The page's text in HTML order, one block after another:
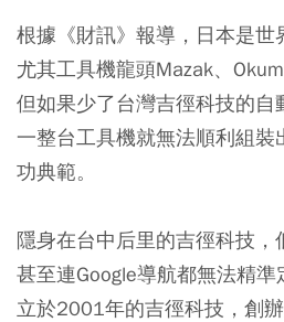
根據《財訊》報導，日本是世
尤其工具機龍頭Mazak、
但如果少了台灣吉徑科技的自
一整台工具機就無法順利組
功典範。
隱身在台中后里的吉徑科技，
甚至連Google導航都無法精
立於2001年的吉徑科技，創